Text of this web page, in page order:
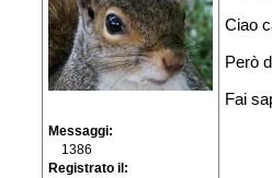
Messaggi
1386
Registrato il
Ciao
Però
Fai